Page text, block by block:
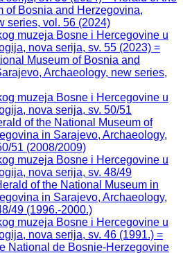
of Bosnia and Herzegovina,
series, vol. 56 (2024)
muzeja Bosne i Hercegovine u
nova serija, sv. 55 (2023) =
Museum of Bosnia and
Archaeology, new series,
muzeja Bosne i Hercegovine u
nova serija, sv. 50/51
of the National Museum of
in Sarajevo, Archaeology,
51 (2008/2009)
muzeja Bosne i Hercegovine u
nova serija, sv. 48/49
of the National Museum in
in Sarajevo, Archaeology,
49 (1996.-2000.)
muzeja Bosne i Hercegovine u
nova serija, sv. 46 (1991.) =
National de Bosnie-Herzegovine